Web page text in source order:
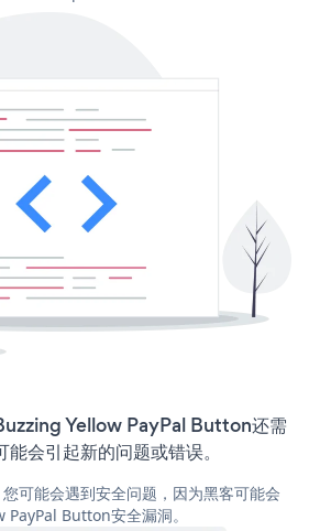
Yellow PayPal Button还需
会引起新的问题或错误。
可能会遇到安全问题，因为黑客可能会
Button安全漏洞。